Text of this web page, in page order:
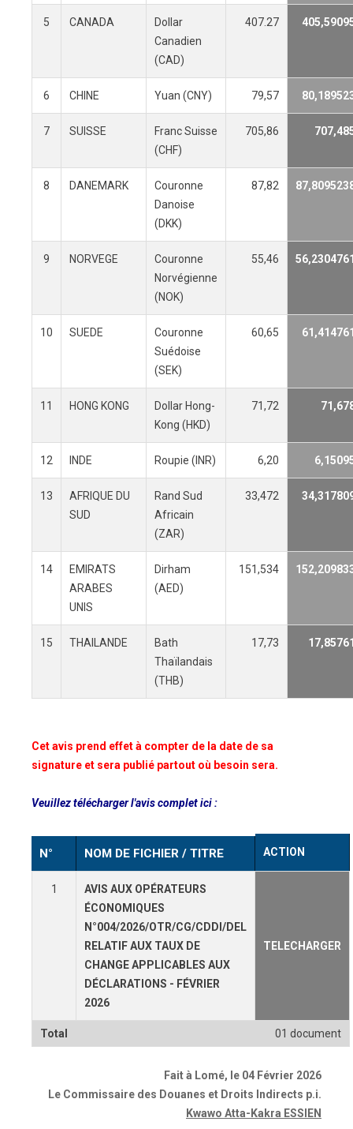
5 CANADA
Dollar
Canadien
(CAD)
407.27
6 CHINE Yuan (CNY) 79,57
7 SUISSE
Franc Suisse
(CHF)
705,86
8 DANEMARK
Couronne
Danoise
(DKK)
87,82
9 NORVEGE
Couronne
Norvégienne
(NOK)
55,46
10 SUEDE
Couronne
Suédoise
(SEK)
60,65
11 HONG KONG
Dollar Hong-
Kong (HKD)
71,72
12 INDE Roupie (INR) 6,20
13
AFRIQUE DU
SUD
Rand Sud
Africain
(ZAR)
33,472
14
EMIRATS
ARABES
UNIS
Dirham
(AED)
151,534
15 THAILANDE
Bath
Thaïlandais
(THB)
17,73
Cet avis prend effet à compter de la date de sa
signature et sera publié partout où besoin sera.
Veuillez télécharger l'avis complet ici :
N° NOM DE FICHIER / TITRE ACTION
Total 01 document
1
AVIS AUX OPÉRATEURS
ÉCONOMIQUES
N°004/2026/OTR/CG/CDDI/DEL
RELATIF AUX TAUX DE
CHANGE APPLICABLES AUX
DÉCLARATIONS - FÉVRIER
2026
TELECHARGER
Fait à Lomé, le 04 Février 2026
Le Commissaire des Douanes et Droits Indirects p.i.
Kwawo Atta-Kakra ESSIEN